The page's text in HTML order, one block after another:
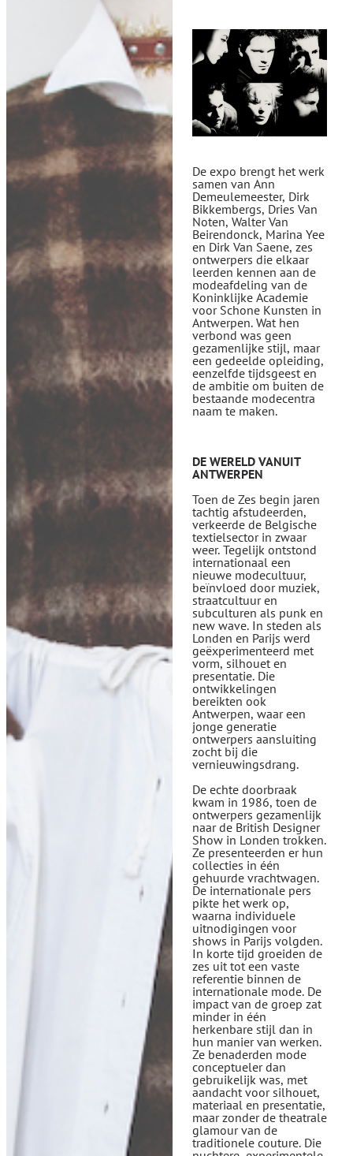
De expo brengt het werk
samen van Ann
Demeulemeester, Dirk
Bikkembergs, Dries Van
Noten, Walter Van
Beirendonck, Marina Yee
en Dirk Van Saene, zes
ontwerpers die elkaar
leerden kennen aan de
modeafdeling van de
Koninklijke Academie
voor Schone Kunsten in
Antwerpen. Wat hen
verbond was geen
gezamenlijke stijl, maar
een gedeelde opleiding,
eenzelfde tijdsgeest en
de ambitie om buiten de
bestaande modecentra
naam te maken.
DE WERELD VANUIT
ANTWERPEN
Toen de Zes begin jaren
tachtig afstudeerden,
verkeerde de Belgische
textielsector in zwaar
weer. Tegelijk ontstond
internationaal een
nieuwe modecultuur,
beïnvloed door muziek,
straatcultuur en
subculturen als punk en
new wave. In steden als
Londen en Parijs werd
geëxperimenteerd met
vorm, silhouet en
presentatie. Die
ontwikkelingen
bereikten ook
Antwerpen, waar een
jonge generatie
ontwerpers aansluiting
zocht bij die
vernieuwingsdrang.
De echte doorbraak
kwam in 1986, toen de
ontwerpers gezamenlijk
naar de British Designer
Show in Londen trokken.
Ze presenteerden er hun
collecties in één
gehuurde vrachtwagen.
De internationale pers
pikte het werk op,
waarna individuele
uitnodigingen voor
shows in Parijs volgden.
In korte tijd groeiden de
zes uit tot een vaste
referentie binnen de
internationale mode. De
impact van de groep zat
minder in één
herkenbare stijl dan in
hun manier van werken.
Ze benaderden mode
conceptueler dan
gebruikelijk was, met
aandacht voor silhouet,
materiaal en presentatie,
maar zonder de theatrale
glamour van de
traditionele couture. Die